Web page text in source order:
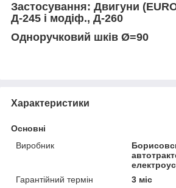
Застосування: Двигуни
Д-245 і модіф., Д-260
Одноручковий шків Ø=90
Характеристики
Основні
Виробник
Гарантійний термін
3 міс